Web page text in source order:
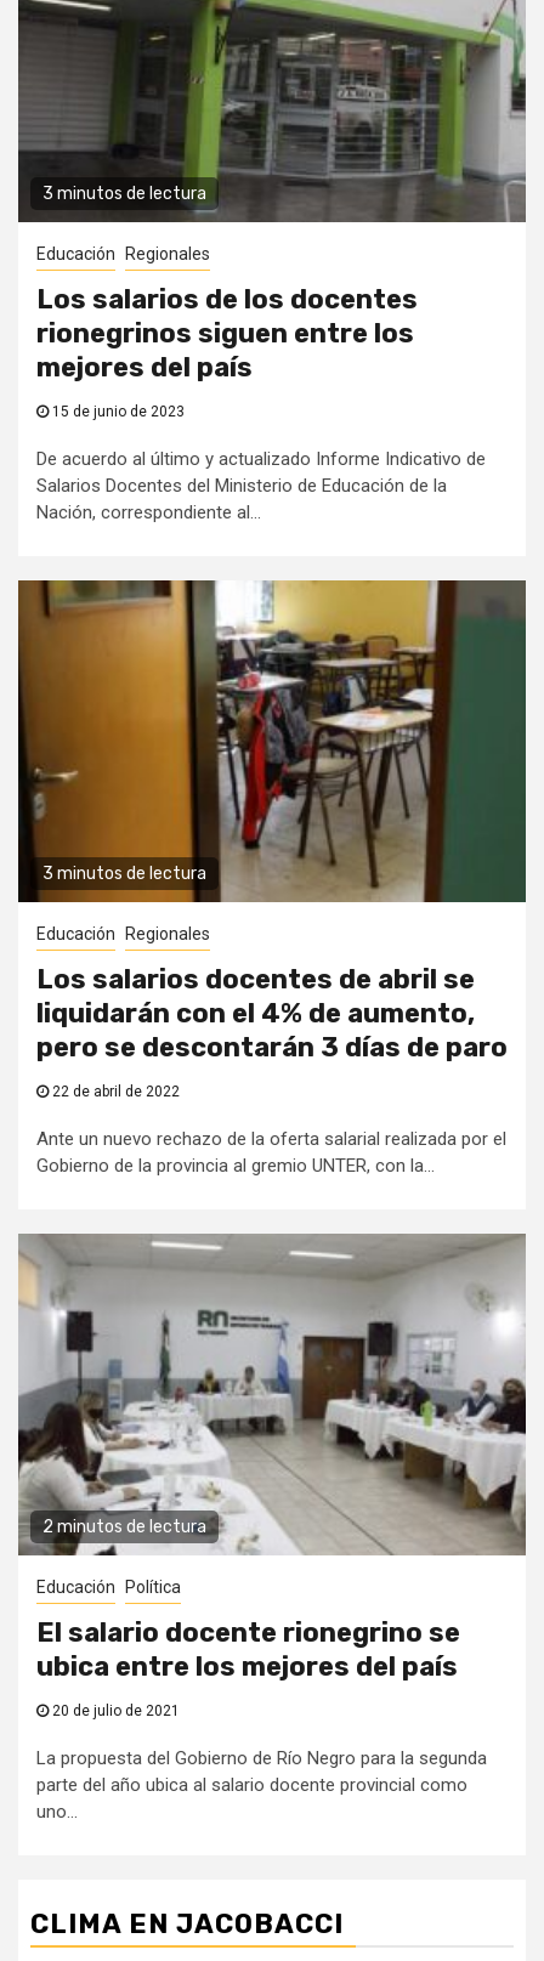
3 minutos de lectura
Educación Regionales
Los salarios de los docentes
rionegrinos siguen entre los
mejores del país
15 de junio de 2023
De acuerdo al último y actualizado Informe Indicativo de
Salarios Docentes del Ministerio de Educación de la
Nación, correspondiente al...
3 minutos de lectura
Educación Regionales
Los salarios docentes de abril se
liquidarán con el 4% de aumento,
pero se descontarán 3 días de paro
22 de abril de 2022
Ante un nuevo rechazo de la oferta salarial realizada por el
Gobierno de la provincia al gremio UNTER, con la...
2 minutos de lectura
Educación Política
El salario docente rionegrino se
ubica entre los mejores del país
20 de julio de 2021
La propuesta del Gobierno de Río Negro para la segunda
parte del año ubica al salario docente provincial como
uno...
CLIMA EN JACOBACCI